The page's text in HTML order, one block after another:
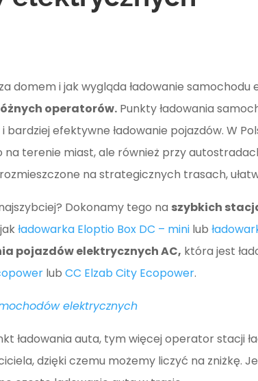
domem i jak wygląda ładowanie
operatorów. Punkty ładowania
efektywne ładowanie pojazdów. W
terenie miast, ale również przy
na strategicznych trasach,
Dokonamy tego na szybkich
ładowarka Eloptio Box DC – mini lub
pojazdów elektrycznych AC, która jest
lubCC Elzab City Ecopower.
elektrycznych
ładowania auta, tym więcej operator stacji
dzięki czemu możemy liczyć na zniżkę.